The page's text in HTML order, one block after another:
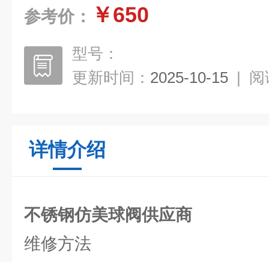
参考价： ￥650
型号：
更新时间： 2025-10-15 | 阅
详情介绍
不锈钢仿美球阀供应商
维修方法